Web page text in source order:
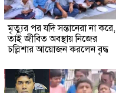
মৃত্যুর পর যদি সন্তানেরা না করে,
তাই জীবিত অবস্থায় নিজের
চল্লিশার আয়োজন করলেন বৃদ্ধ